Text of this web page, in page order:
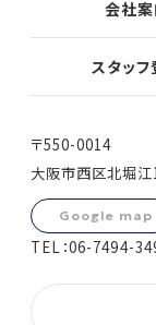
会社案
スタッ
〒550-0014
大阪市西区北堀
Google map
TEL：06-7494-